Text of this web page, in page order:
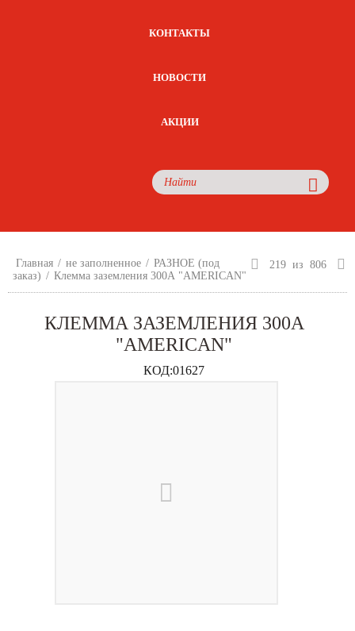
КОНТАКТЫ
НОВОСТИ
АКЦИИ
Главная / не заполненное / РАЗНОЕ (под
заказ) / Клемма заземления 300А "AMERICAN"
219 из 806
КЛЕММА ЗАЗЕМЛЕНИЯ 300А
"AMERICAN"
КОД:01627